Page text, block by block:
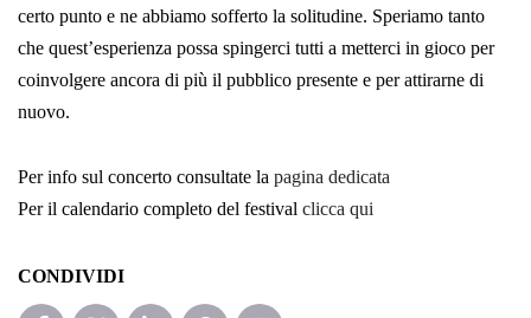
certo punto e ne abbiamo sofferto la solitudine. Speriamo tanto
che quest’esperienza possa spingerci tutti a metterci in gioco per
coinvolgere ancora di più il pubblico presente e per attirarne di
nuovo.
Per info sul concerto consultate la pagina dedicata
Per il calendario completo del festival clicca qui
CONDIVIDI